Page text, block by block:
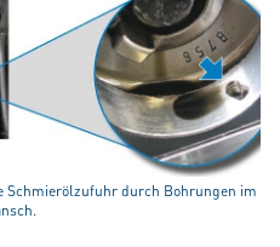
Schmierölzufuhr durch Bohrungen im